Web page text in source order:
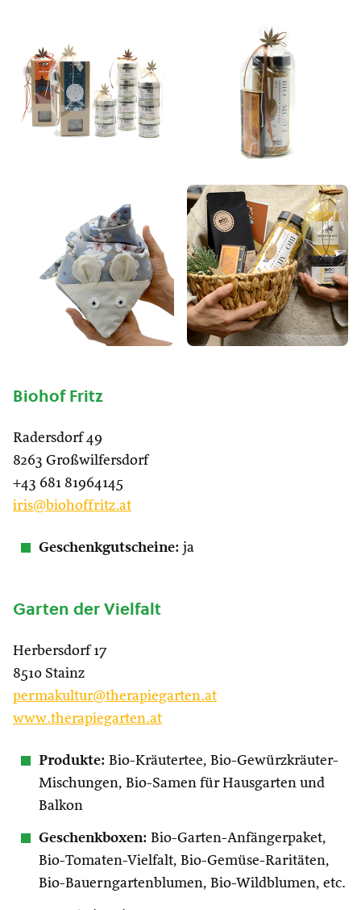
Biohof Fritz
Radersdorf 49
8263 Großwilfersdorf
+43 681 81964145
iris@biohoffritz.at
Geschenkgutscheine: ja
Garten der Vielfalt
Herbersdorf 17
8510 Stainz
permakultur@therapiegarten.at
www.therapiegarten.at
Produkte: Bio-Kräutertee, Bio-Gewürzkräuter-
Mischungen, Bio-Samen für Hausgarten und
Balkon
Geschenkboxen: Bio-Garten-Anfängerpaket,
Bio-Tomaten-Vielfalt, Bio-Gemüse-Raritäten,
Bio-Bauerngartenblumen, Bio-Wildblumen, etc.